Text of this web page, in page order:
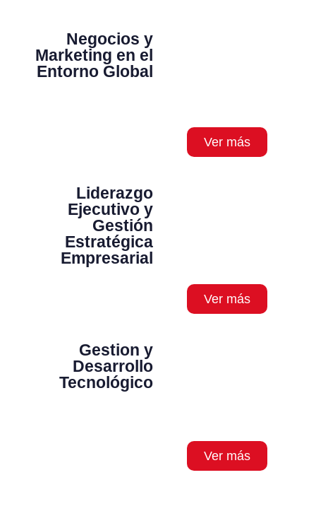
Negocios y
Marketing en el
Entorno Global
Ver más
Liderazgo
Ejecutivo y
Gestión
Estratégica
Empresarial
Ver más
Gestion y
Desarrollo
Tecnológico
Ver más